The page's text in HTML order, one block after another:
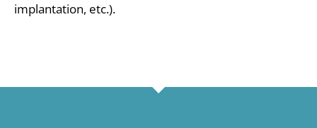
implantation, etc.).